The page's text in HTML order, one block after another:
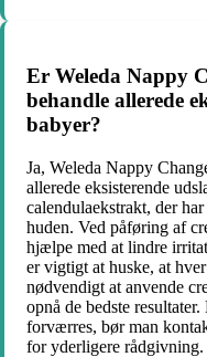
Er Weleda Nappy
behandle allerede
babyer?
Ja, Weleda Nappy
allerede eksisterende
calendulaekstrakt, der
huden. Ved påføring af
hjælpe med at lindre
er vigtigt at huske, at
nødvendigt at anvende
opnå de bedste
forværres, bør man
for yderligere rådgivning.